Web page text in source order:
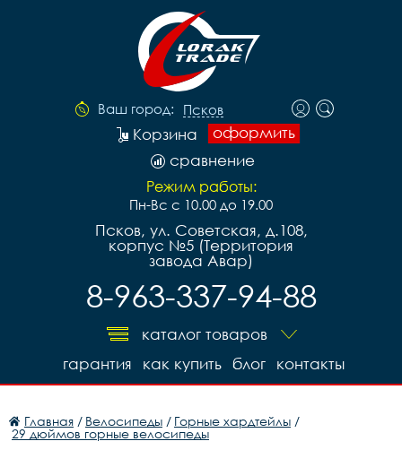
Ваш город: Псков
оформить
Корзина
сравнение
Режим работы:
Пн-Вс с 10.00 до 19.00
Псков, ул. Советская, д.108,
корпус №5 (Территория
завода Авар)
8-963-337-94-88
каталог товаров
контакты
блог
как купить
гарантия
Главная / Велосипеды / Горные хардтейлы /
29 дюймов горные велосипеды